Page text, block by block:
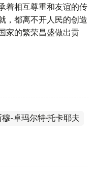
着相互尊重和友谊的传
，都离不开人民的创造
家的繁荣昌盛做出贡
穆-卓玛尔特·托卡耶夫